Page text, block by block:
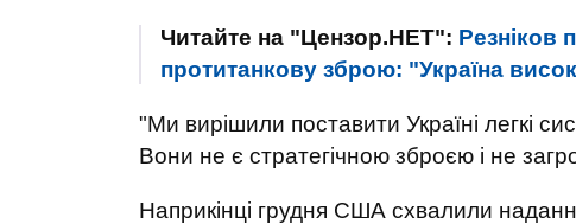
Читайте на "Цензор.НЕТ": Резніков
протитанкову зброю: "Україна
"Ми вирішили поставити Україні легкі
Вони не є стратегічною зброєю і не
Наприкінці грудня США схвалили